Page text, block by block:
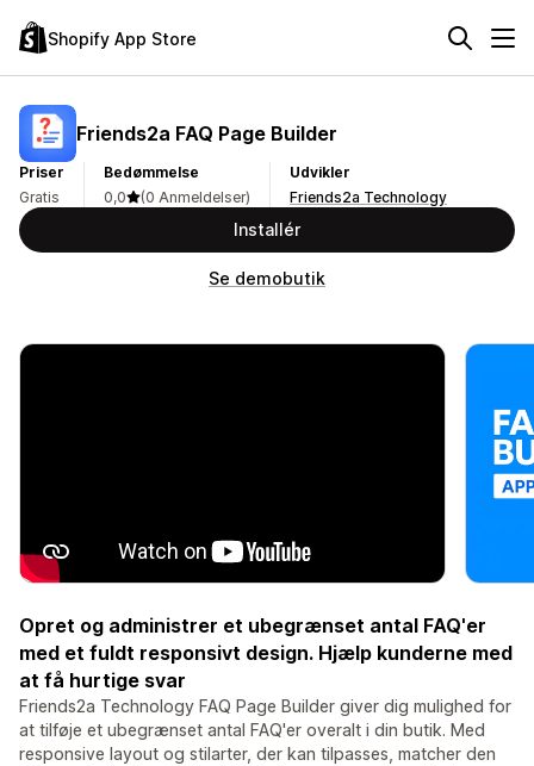
Shopify App Store
Friends2a FAQ Page Builder
Priser
Gratis
Bedømmelse
0,0
(0 Anmeldelser)
Udvikler
Friends2a Technology
Installér
Se demobutik
Opret og administrer et ubegrænset antal FAQ'er
med et fuldt responsivt design. Hjælp kunderne med
at få hurtige svar
Friends2a Technology FAQ Page Builder giver dig mulighed for
at tilføje et ubegrænset antal FAQ'er overalt i din butik. Med
responsive layout og stilarter, der kan tilpasses, matcher den